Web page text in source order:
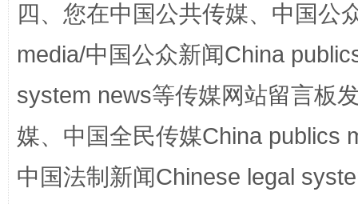
漫山遍野的桃花与雪山、麦地、白藏房 除
四、您在中国公共传媒、中国公
media/中国公众新闻China
system news等传媒网站留言板
媒、中国全民传媒China publics
中国法制新闻Chinese legal